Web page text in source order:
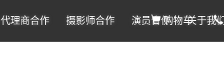
代理商合作 摄影师合作 演员合作 关于我们
购物车